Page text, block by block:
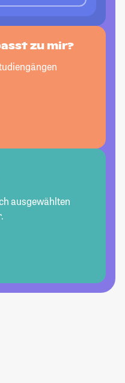
zu mir?
ausgewählten